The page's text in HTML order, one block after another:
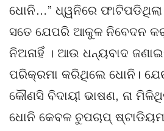
ଧୋନି…” ଧ୍ୱନିରେ ଫାଟିପଡିଥିଲା
ସତେ ଯେପରି ଆକୁଳ ନିବେଦନ
ନିଅନାହିଁ । ଆଉ ଧନ୍ୟବାଦ
ପରିକ୍ରମା କରିଥିଲେ ଧୋନି।
କୌଣସି ବିଦାୟୀ ଭାଷଣ, ନା
ଧୋନି କେବଳ ଚୁପଚାପ୍ ଷ୍ଟାଡିୟମ